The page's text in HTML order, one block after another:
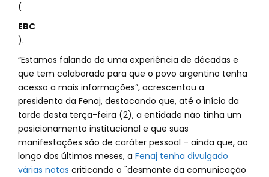
(
EBC
).
“Estamos falando de uma experiência de décadas e
que tem colaborado para que o povo argentino tenha
acesso a mais informações”, acrescentou a
presidenta da Fenaj, destacando que, até o início da
tarde desta terça-feira (2), a entidade não tinha um
posicionamento institucional e que suas
manifestações são de caráter pessoal – ainda que, ao
longo dos últimos meses, a Fenaj tenha divulgado
várias notas criticando o "desmonte da comunicação